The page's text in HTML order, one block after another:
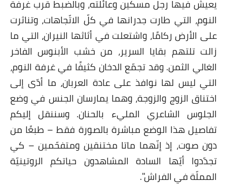
يعيش فيها رجل مسكين وعائلته، وبالضبط قرب غرفة
النوم، التي طارت جدرانها في كلّ الاتّجاهات، وتناثرت
على الأرض ركامًا، واشتعلت في أثاثها النيران، التي ما
زالت تلتهم بقايا السرير، من خشب الأبنوس الفاخر
الغالي الثمن. وقد تجمّع الدخان كثيفًا في غرفة النوم،
التي ليس لها نوافذ على عادة العربان، ما أدّى إلى
اختناق الزوج والزوجة، وهما يمارسان الجنس في وضع
الجلوس الشاعري المليء بالحنان. وسننقل إليكم
تفاصيل هذا الوضع مباشرة بالصورة فقط – طبعًا من
دون صوت، إذ إنّهما ماتا مختنقين ومتفحّمين – كي
تجدّدوا أيّها السادة المشاهدون حياتكم الروتينيّة
المملّة في الفراش".